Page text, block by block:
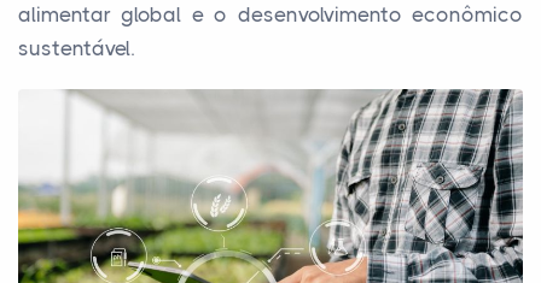
alimentar global e o desenvolvimento econômico
sustentável.